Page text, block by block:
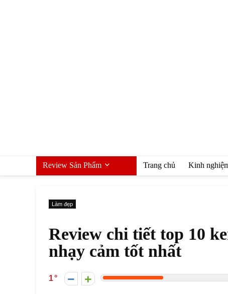
Review Sản Phẩm Trang chủ Kinh
Làm đẹp
Review chi tiết top 10
nhạy cảm tốt nhất
1